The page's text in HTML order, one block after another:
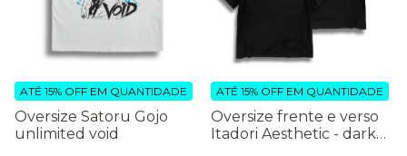
Oversize Satoru Gojo
unlimited void
ATÉ 15% OFF EM QUANTIDADE
Oversize frente e verso
Itadori Aesthetic - dark
ATÉ 15% OFF EM QUANTIDADE